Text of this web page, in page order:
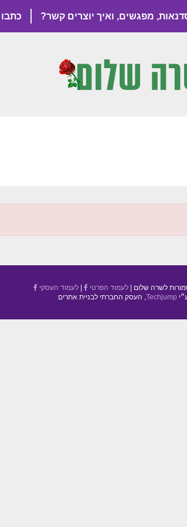
מפגשים, ואיך יוצרים קשר? כתבו
לשרה שלום |לעמוד הפרטי |לעמוד העסקי
Techjump, העסק החברתי לבניית אתרים